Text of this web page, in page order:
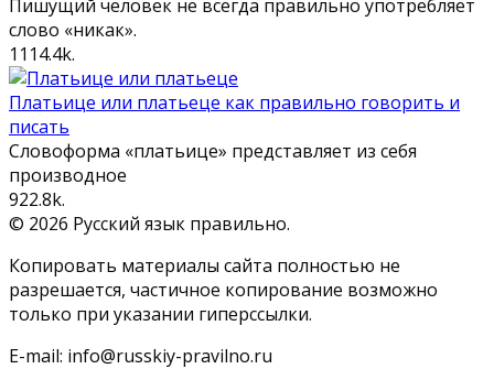
Пишущий человек не всегда правильно употребляет
слово «никак».
11 14.4k.
Платьице или платьеце как правильно говорить и
писать
Словоформа «платьице» представляет из себя
производное
922.8k.
© 2026 Русский язык правильно.
Копировать материалы сайта полностью не
разрешается, частичное копирование возможно
только при указании гиперссылки.
E-mail: info@russkiy-pravilno.ru